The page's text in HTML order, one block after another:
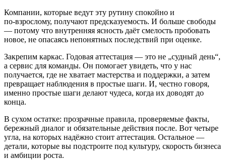
Компании, которые ведут эту рутину спокойно и
по‑взрослому, получают предсказуемость. И больше свободы
— потому что внутренняя ясность даёт смелость пробовать
новое, не опасаясь непонятных последствий при оценке.
Закрепим каркас. Годовая аттестация — это не „судный день“,
а сервис для команды. Он помогает увидеть, что у нас
получается, где не хватает мастерства и поддержки, а затем
превращает наблюдения в простые шаги. И, честно говоря,
именно простые шаги делают чудеса, когда их доводят до
конца.
В сухом остатке: прозрачные правила, проверяемые факты,
бережный диалог и обязательные действия после. Вот четыре
угла, на которых надёжно стоит аттестация. Остальное —
детали, которые вы подстроите под культуру, скорость бизнеса
и амбиции роста.